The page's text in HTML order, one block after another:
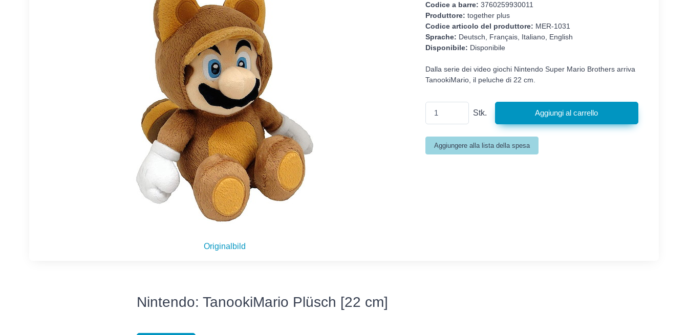
Originalbild
Codice a barre: 3760259930011
Produttore: together plus
Codice articolo del produttore: MER-1031
Sprache: Deutsch, Français, Italiano, English
Disponibile: Disponibile
Dalla serie dei video giochi Nintendo Super Mario Brothers arriva
TanookiMario, il peluche di 22 cm.
Stk.
Nintendo: TanookiMario Plüsch [22 cm]